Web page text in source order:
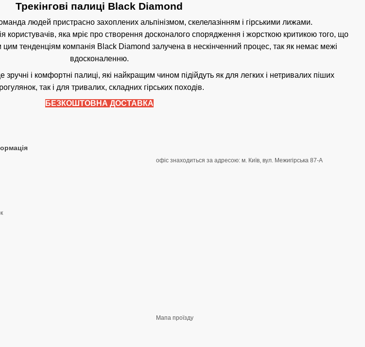
Трекінгові палиці Black Diamond
людей пристрасно захоплених альпінізмом, скелелазінням і гірськими лижами.
користувачів, яка мріє про створення досконалого спорядження і жорсткою критикою того, що
цим тенденціям компанія Black Diamond залучена в нескінченний процес, так як немає межі
вдосконаленню.
зручні і комфортні палиці, які найкращим чином підійдуть як для легких і нетривалих піших
так і для тривалих, складних гірських походів.
БЕЗКОШТОВНА ДОСТАВКА
офіс знаходиться за адресою: м. Київ, вул. Межигірська 87-А
Мапа проїзду